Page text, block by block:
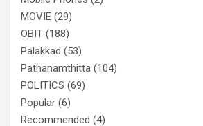
MOVIE (29)
OBIT (188)
Palakkad (53)
Pathanamthitta (104)
POLITICS (69)
Popular (6)
Recommended (4)